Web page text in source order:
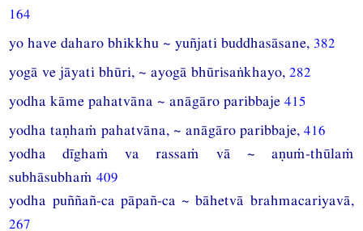
164
yo have daharo bhikkhu ~ yuñjati buddhasāsane, 382
yogā ve jāyati bhūri, ~ ayogā bhūrisaṅkhayo,282
yodha kāme pahatvāna ~ anāgāro paribbaje415
yodha taṇhaṁ pahatvāna, ~ anāgāro paribbaje,416
yodha dīghaṁ va rassaṁ vā ~ aṇuṁ-thūlaṁ
subhāsubhaṁ409
yodha puññañ-ca pāpañ-ca ~ bāhetvā brahmacariyavā,
267